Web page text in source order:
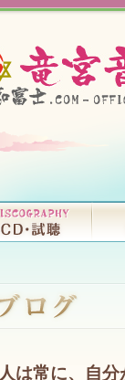
人は常に、自